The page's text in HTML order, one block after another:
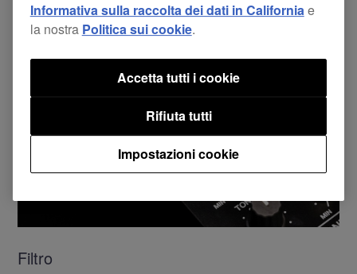
Filtro
Informativa sulla raccolta dei dati in Californiae
la nostra Politica sui cookie.
Impostazioni cookie
Rifiuta tutti
Accetta tutti i cookie